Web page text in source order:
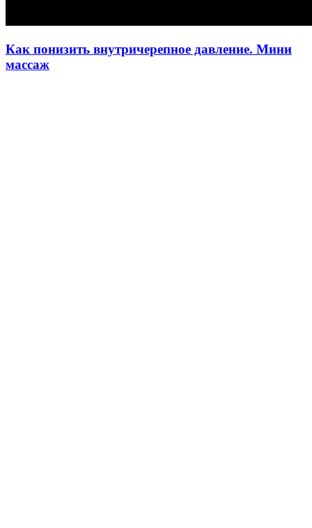
Как понизить внутричерепное давление. Мини
массаж